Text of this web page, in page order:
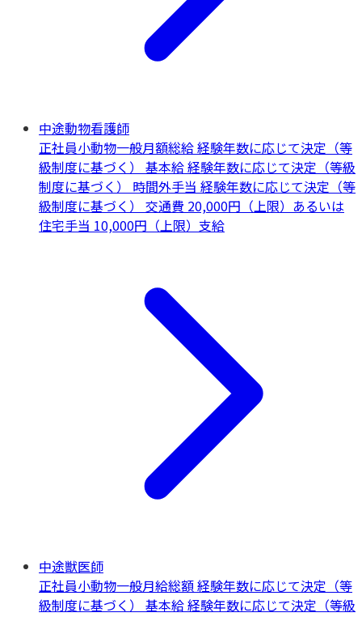
中途動物看護師
正社員小動物一般月額総給 経験年数に応じて決定（等
級制度に基づく） 基本給 経験年数に応じて決定（等級
制度に基づく） 時間外手当 経験年数に応じて決定（等
級制度に基づく） 交通費 20,000円（上限）あるいは
住宅手当 10,000円（上限）支給
中途獣医師
正社員小動物一般月給総額 経験年数に応じて決定（等
級制度に基づく） 基本給 経験年数に応じて決定（等級